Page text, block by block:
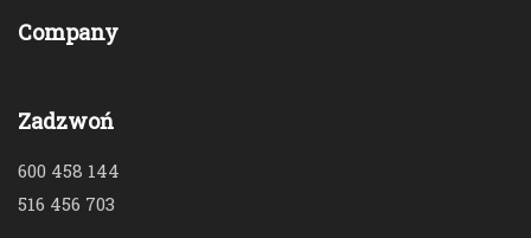
Company
Zadzwoń
600 458 144
516 456 703